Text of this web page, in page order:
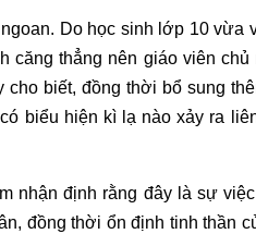
Do học sinh lớp 10 vừa
căng thẳng nên giáo viên chủ
biết, đồng thời bổ sung
biểu hiện kì lạ nào xảy ra
nhận định rằng đây là sự
đồng thời ổn định tinh thần